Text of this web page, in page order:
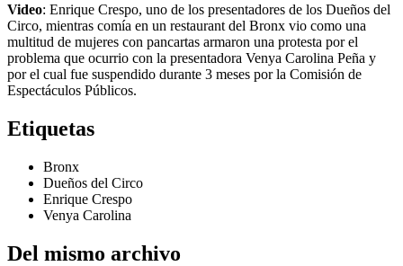
Video: Enrique Crespo, uno de los presentadores de los Dueños del
Circo, mientras comía en un restaurant del Bronx vio como una
multitud de mujeres con pancartas armaron una protesta por el
problema que ocurrio con la presentadora Venya Carolina Peña y
por el cual fue suspendido durante 3 meses por la Comisión de
Espectáculos Públicos.
Etiquetas
Bronx
Dueños del Circo
Enrique Crespo
Venya Carolina
Del mismo archivo